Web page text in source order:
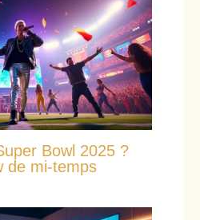
Bowl 2025 ?
de mi-temps